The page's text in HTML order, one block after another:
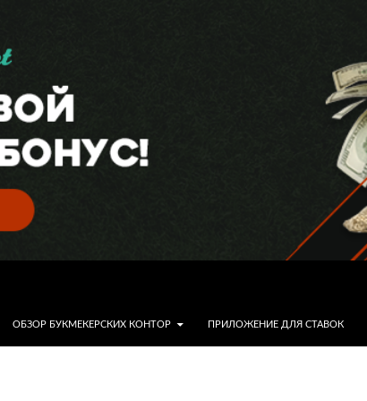
ОБЗОР БУКМЕКЕРСКИХ КОНТОР ПРИЛОЖЕНИЕ ДЛЯ СТАВОК